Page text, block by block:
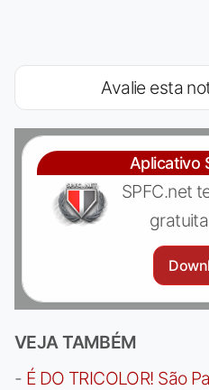
Avalie esta
Aplicativo
SPFC.net
VEJA TAMBÉM
- É DO TRICOLOR! São